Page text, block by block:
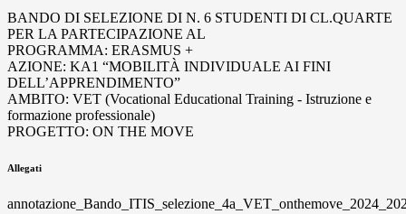
BANDO DI SELEZIONE DI N. 6 STUDENTI DI CL.QUARTE
PER LA PARTECIPAZIONE AL
PROGRAMMA: ERASMUS +
AZIONE: KA1 “MOBILITÀ INDIVIDUALE AI FINI
DELL’APPRENDIMENTO”
AMBITO: VET (Vocational Educational Training - Istruzione e
formazione professionale)
PROGETTO: ON THE MOVE
Allegati